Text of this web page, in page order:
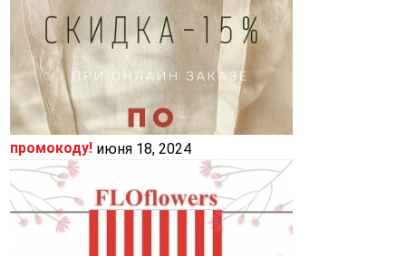
промокоду! июня 18, 2024